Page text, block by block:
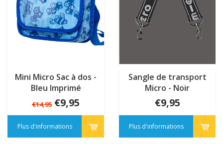
Mini Micro Sac à dos -
Bleu Imprimé
€14,95 €9,95
Plus d'informations
Sangle de transport
Micro - Noir
€9,95
Plus d'informations